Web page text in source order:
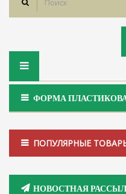
Toggle
ФОРМА
ПОПУЛЯРНЫЕ
НОВОСТНАЯ